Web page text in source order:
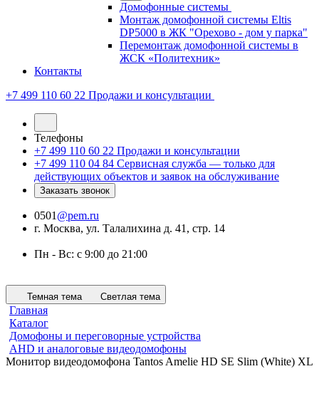
Домофонные системы
Монтаж домофонной системы Eltis
DP5000 в ЖК "Орехово - дом у парка"
Перемонтаж домофонной системы в
ЖСК «Политехник»
Контакты
+7 499 110 60 22 Продажи и консультации
Телефоны
+7 499 110 60 22 Продажи и консультации
+7 499 110 04 84 Сервисная служба — только для
действующих объектов и заявок на обслуживание
Заказать звонок
0501 @pem.ru
г. Москва, ул. Талалихина д. 41, стр. 14
Пн - Вс: с 9:00 до 21:00
Темная тема Светлая тема
Главная
Каталог
Домофоны и переговорные устройства
AHD и аналоговые видеодомофоны
Монитор видеодомофона Tantos Amelie HD SE Slim (White) XL